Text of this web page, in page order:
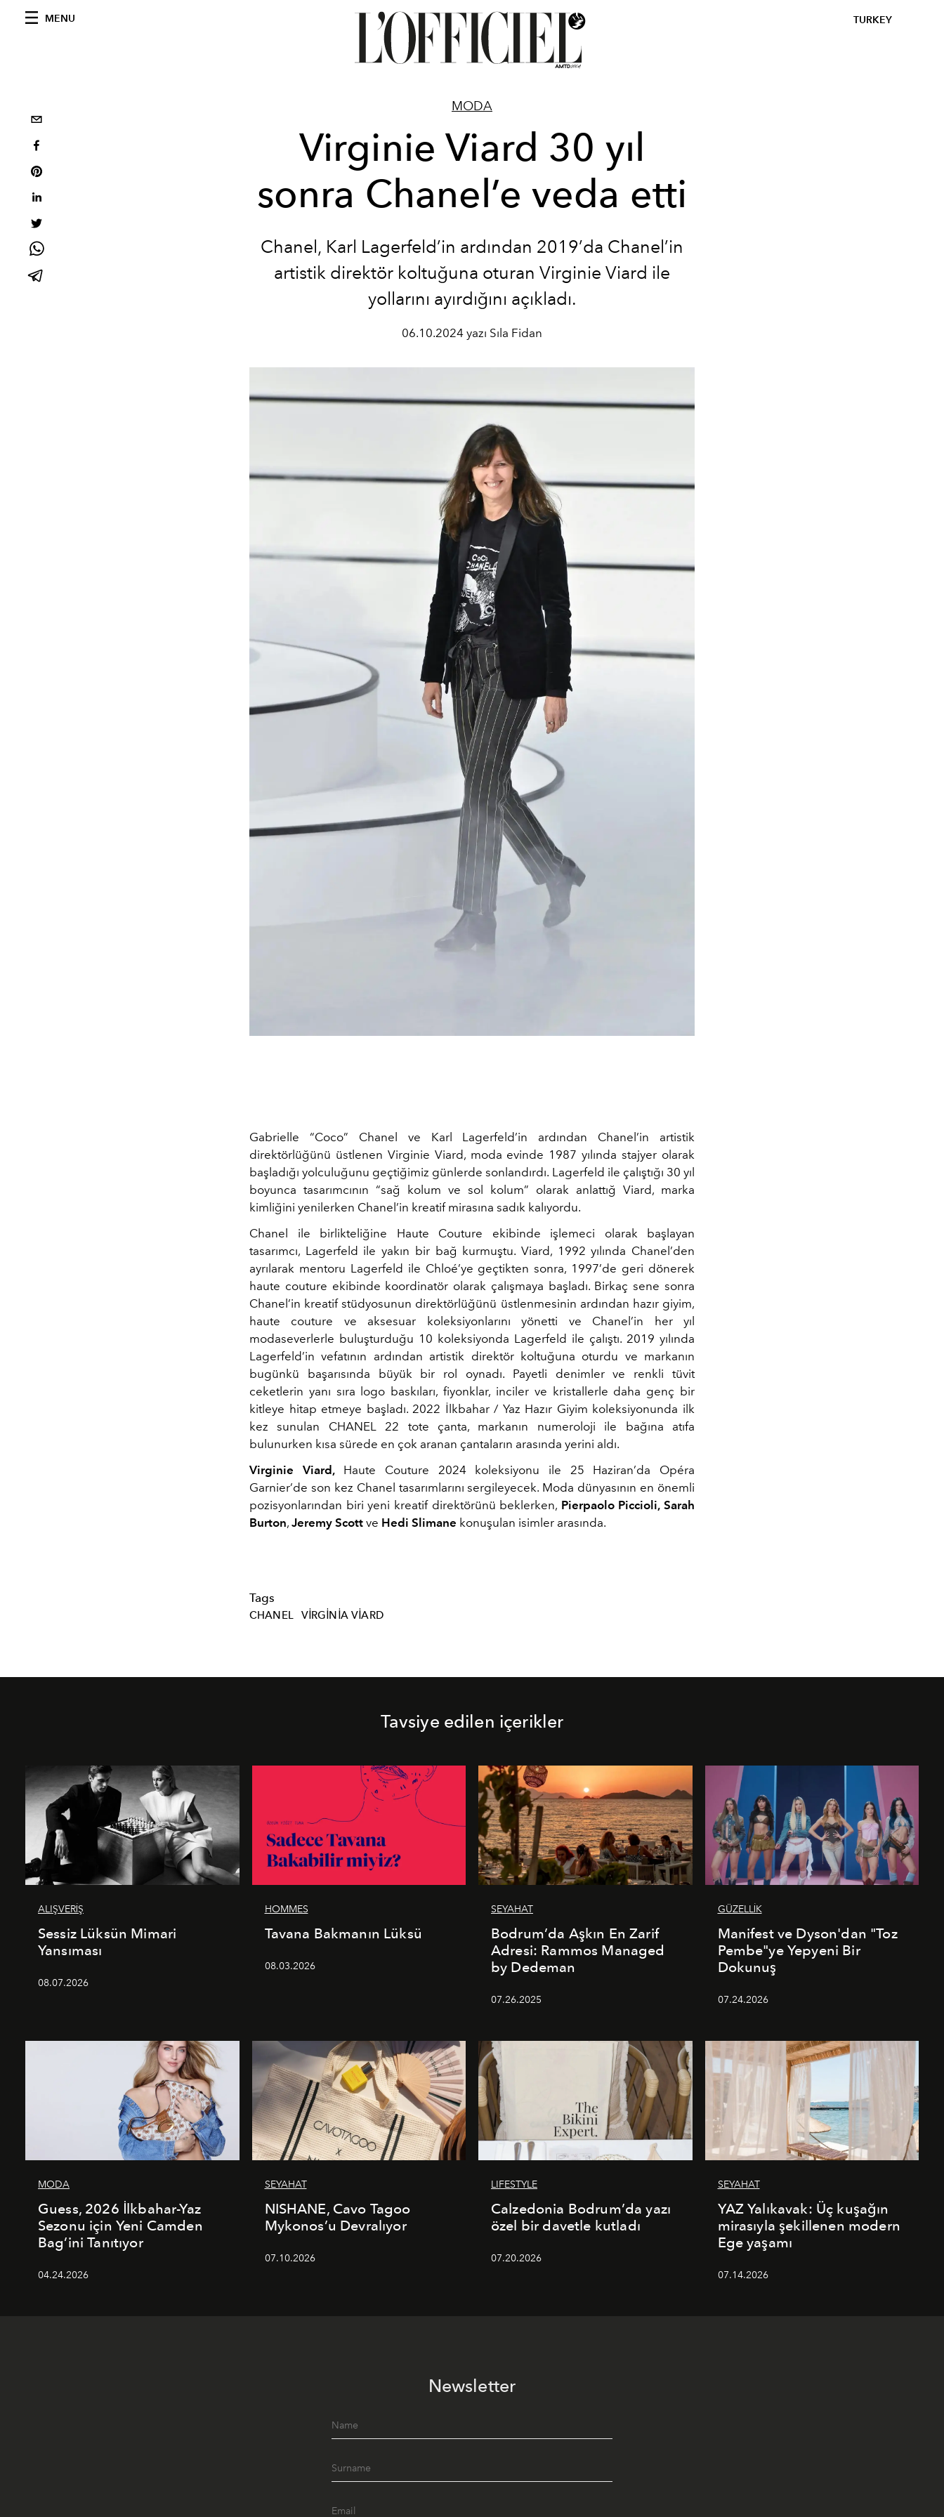
MENU TURKEY
MODA
Virginie Viard 30 yıl
sonra Chanel’e veda etti
Chanel, Karl Lagerfeld’in ardından 2019’da Chanel’in
artistik direktör koltuğuna oturan Virginie Viard ile
yollarını ayırdığını açıkladı.
06.10.2024 yazı Sıla Fidan
Gabrielle “Coco” Chanel ve Karl Lagerfeld’in ardından Chanel’in artistik
direktörlüğünü üstlenen Virginie Viard, moda evinde 1987 yılında stajyer olarak
başladığı yolculuğunu geçtiğimiz günlerde sonlandırdı. Lagerfeld ile çalıştığı 30 yıl
boyunca tasarımcının “sağ kolum ve sol kolum” olarak anlattığ Viard, marka
kimliğini yenilerken Chanel’in kreatif mirasına sadık kalıyordu.
Chanel ile birlikteliğine Haute Couture ekibinde işlemeci olarak başlayan
tasarımcı, Lagerfeld ile yakın bir bağ kurmuştu. Viard, 1992 yılında Chanel’den
ayrılarak mentoru Lagerfeld ile Chloé’ye geçtikten sonra, 1997’de geri dönerek
haute couture ekibinde koordinatör olarak çalışmaya başladı. Birkaç sene sonra
Chanel’in kreatif stüdyosunun direktörlüğünü üstlenmesinin ardından hazır giyim,
haute couture ve aksesuar koleksiyonlarını yönetti ve Chanel’in her yıl
modaseverlerle buluşturduğu 10 koleksiyonda Lagerfeld ile çalıştı. 2019 yılında
Lagerfeld’in vefatının ardından artistik direktör koltuğuna oturdu ve markanın
bugünkü başarısında büyük bir rol oynadı. Payetli denimler ve renkli tüvit
ceketlerin yanı sıra logo baskıları, fiyonklar, inciler ve kristallerle daha genç bir
kitleye hitap etmeye başladı. 2022 İlkbahar / Yaz Hazır Giyim koleksiyonunda ilk
kez sunulan CHANEL 22 tote çanta, markanın numeroloji ile bağına atıfa
bulunurken kısa sürede en çok aranan çantaların arasında yerini aldı.
Virginie Viard,Haute Couture 2024 koleksiyonu ile 25 Haziran’da Opéra
Garnier’de son kez Chanel tasarımlarını sergileyecek. Moda dünyasının en önemli
pozisyonlarından biri yeni kreatif direktörünü beklerken, Pierpaolo Piccioli, Sarah
Burton, Jeremy Scott ve Hedi Slimane konuşulan isimler arasında.
Tags
CHANEL VIRGINIA VIARD
Tavsiye edilen içerikler
ALIŞVERİŞ
Sessiz Lüksün Mimari
Yansıması
08.07.2026
HOMMES
Tavana Bakmanın Lüksü
08.03.2026
SEYAHAT
Bodrum’da Aşkın En Zarif
Adresi: Rammos Managed
by Dedeman
07.26.2025
GÜZELLİK
Manifest ve Dyson'dan "Toz
Pembe"ye Yepyeni Bir
Dokunuş
07.24.2026
MODA
Guess, 2026 İlkbahar-Yaz
Sezonu için Yeni Camden
Bag’ini Tanıtıyor
04.24.2026
SEYAHAT
NISHANE, Cavo Tagoo
Mykonos’u Devralıyor
07.10.2026
LIFESTYLE
Calzedonia Bodrum’da yazı
özel bir davetle kutladı
07.20.2026
SEYAHAT
YAZ Yalıkavak: Üç kuşağın
mirasıyla şekillenen modern
Ege yaşamı
07.14.2026
Newsletter